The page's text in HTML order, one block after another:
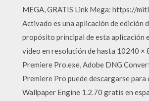
MEGA, GRATIS Link Mega: https://
Activado es una aplicación de edición
propósito principal de esta aplicación
video en resolución de hasta 10240 ×
Premiere Pro.exe, Adobe DNG
Premiere Pro puede descargarse
Wallpaper Engine 1.2.70 gratis en